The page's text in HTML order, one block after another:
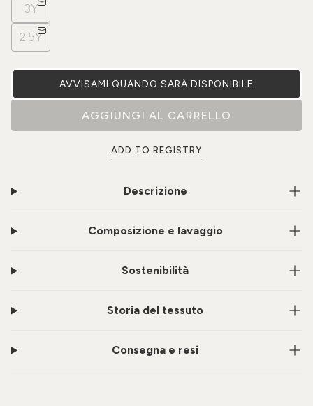
3Y
2.5Y
AVVISAMI QUANDO SARÀ DISPONIBILE
AGGIUNGI AL CARRELLO
ADD TO REGISTRY
Descrizione
Composizione e lavaggio
Sostenibilità
Storia del tessuto
Consegna e resi